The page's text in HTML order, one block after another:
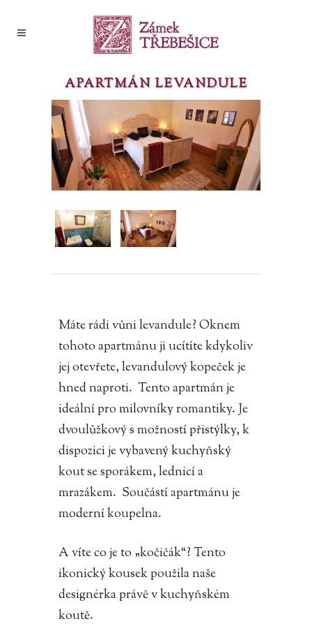
APARTMÁN LEVANDULE
Máte rádi vůni levandule? Oknem
tohoto apartmánu ji ucítíte kdykoliv
jej otevřete, levandulový kopeček je
hned naproti. Tento apartmán je
ideální pro milovníky romantiky. Je
dvoulůžkový s možností přistýlky, k
dispozici je vybavený kuchyňský
kout se sporákem, lednicí a
mrazákem. Součástí apartmánu je
moderní koupelna.
A víte co je to „kočičák“? Tento
ikonický kousek použila naše
designérka právě v kuchyňském
koutě.